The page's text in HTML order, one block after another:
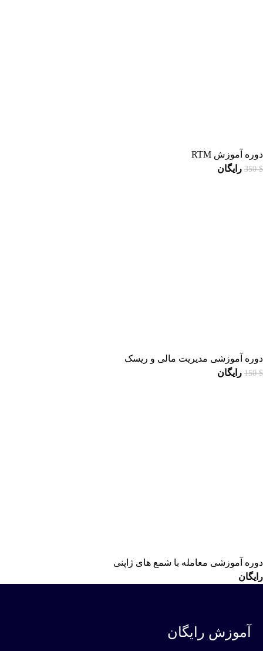
دوره آموزش RTM
350$ رایگان
دوره آموزشی مدیریت مالی و ریسک
150$ رایگان
دوره آموزشی معامله با شمع های ژاپنی
رایگان
آموزش رایگان